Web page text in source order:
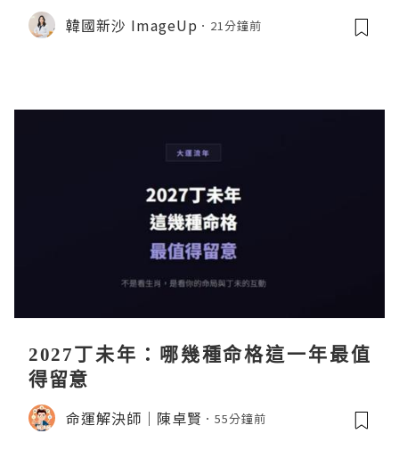
韓國新沙 ImageUp 21分鐘前
2027丁未年：哪幾種命格這一年最值
得留意
命運解決師｜陳卓賢 55分鐘前